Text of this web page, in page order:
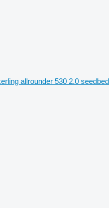
allrounder 530 2.0 seedbed